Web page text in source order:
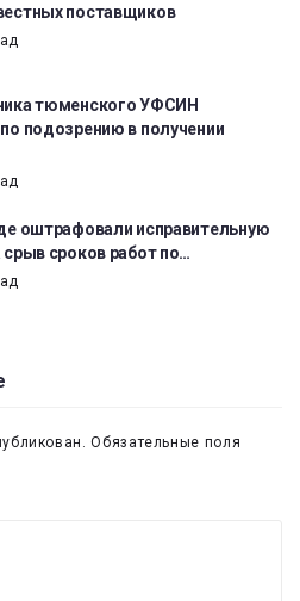
поставщиков
тюменского УФСИН
подозрению в получении
оштрафовали исправительную
сроков работ по…
Обязательные поля